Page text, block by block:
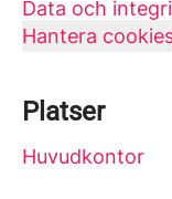
Data och
Hantera
Platser
Huvudkontor